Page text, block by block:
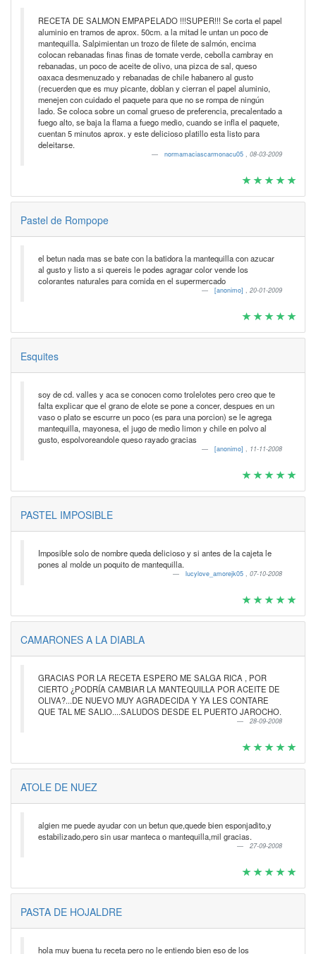
RECETA DE SALMON EMPAPELADO !!!SUPER!!! Se corta el papel
aluminio en tramos de aprox. 50cm. a la mitad le untan un poco de
mantequilla. Salpimientan un trozo de filete de salmón, encima
colocan rebanadas finas finas de tomate verde, cebolla cambray en
rebanadas, un poco de aceite de olivo, una pizca de sal, queso
oaxaca desmenuzado y rebanadas de chile habanero al gusto
(recuerden que es muy picante, doblan y cierran el papel aluminio,
menejen con cuidado el paquete para que no se rompa de ningún
lado. Se coloca sobre un comal grueso de preferencia, precalentado a
fuego alto, se baja la flama a fuego medio, cuando se infla el paquete,
cuentan 5 minutos aprox. y este delicioso platillo esta listo para
deleitarse.
normamaciascarmonacu05 , 08-03-2009
Pastel de Rompope
el betun nada mas se bate con la batidora la mantequilla con azucar
al gusto y listo a si quereis le podes agragar color vende los
colorantes naturales para comida en el supermercado
[anonimo] , 20-01-2009
Esquites
soy de cd. valles y aca se conocen como trolelotes pero creo que te
falta explicar que el grano de elote se pone a concer, despues en un
vaso o plato se escurre un poco (es para una porcion) se le agrega
mantequilla, mayonesa, el jugo de medio limon y chile en polvo al
gusto, espolvoreandole queso rayado gracias
[anonimo] , 11-11-2008
PASTEL IMPOSIBLE
Imposible solo de nombre queda delicioso y si antes de la cajeta le
pones al molde un poquito de mantequilla.
lucylove_amorejk05 , 07-10-2008
CAMARONES A LA DIABLA
GRACIAS POR LA RECETA ESPERO ME SALGA RICA , POR
CIERTO ¿PODRÍA CAMBIAR LA MANTEQUILLA POR ACEITE DE
OLIVA?...DE NUEVO MUY AGRADECIDA Y YA LES CONTARE
QUE TAL ME SALIO....SALUDOS DESDE EL PUERTO JAROCHO.
28-09-2008
ATOLE DE NUEZ
algien me puede ayudar con un betun que,quede bien esponjadito,y
estabilizado,pero sin usar manteca o mantequilla,mil gracias.
27-09-2008
PASTA DE HOJALDRE
hola muy buena tu receta pero no le entiendo bien eso de los